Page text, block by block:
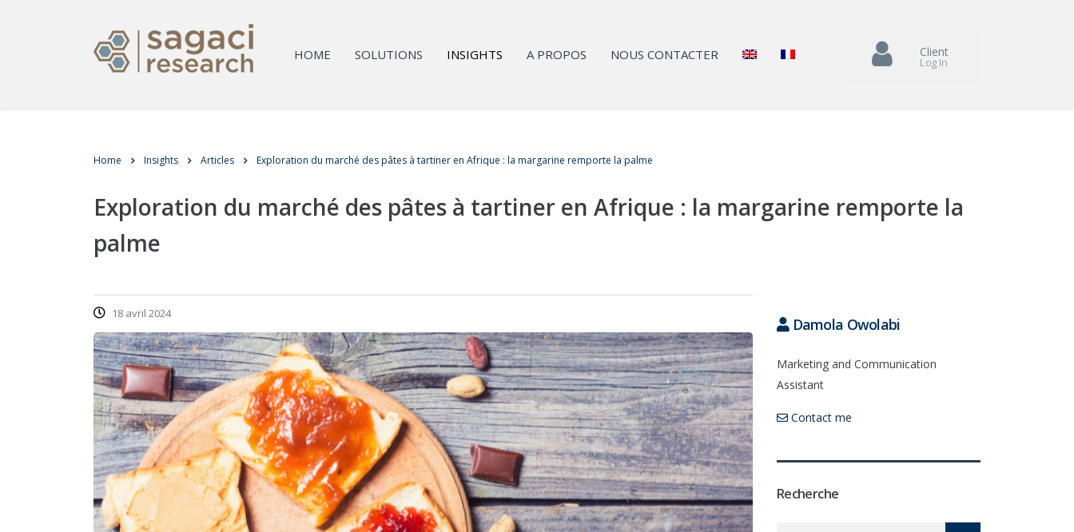
HOME SOLUTIONS INSIGHTS A PROPOS NOUS CONTACTER Client
Log In
Home Insights Articles Exploration du marché des pâtes à tartiner en Afrique : la margarine remporte la palme
Exploration du marché des pâtes à tartiner en Afrique : la margarine remporte la
palme
18 avril 2024
Damola Owolabi
Marketing and Communication
Assistant
Contact me
Recherche